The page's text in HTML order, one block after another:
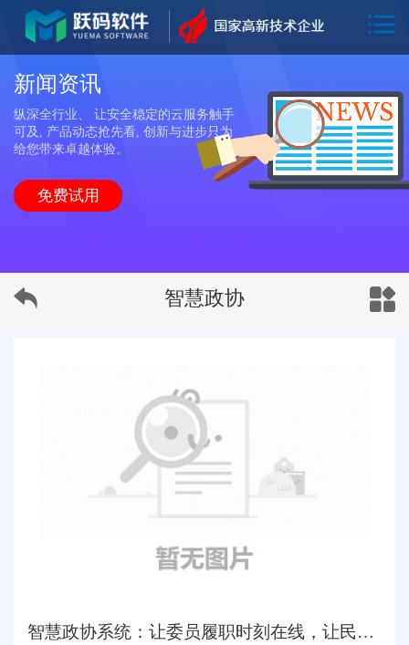
新闻资讯
纵深全行业、 让安全稳定的云服务触手
可及, 产品动态抢先看, 创新与进步只为
给您带来卓越体验。
免费试用
智慧政协
智慧政协系统：让委员履职时刻在线，让民意沟通永不断...